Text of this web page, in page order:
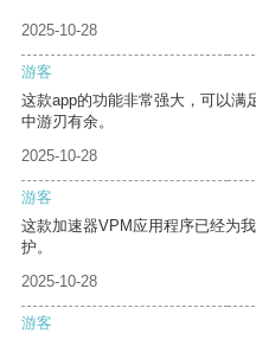
2025-10-28
游客
这款app的功能非常强大，可以满
中游刃有余。
2025-10-28
游客
这款加速器VPM应用程序已经为
护。
2025-10-28
游客